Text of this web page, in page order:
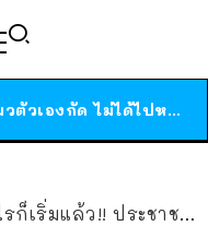
ได้เวลาเด็กหนวดรวมตัว RF Online Next เปิดให้เล่นแล้ว เกม Sci-Fi MMORPG ระดับตำนาน เล่นได้ทั้งมือถือและ PC
ชาชนขับรถแห่แสดงความยินดี ต้อนรับทักษิณกลับแผ่นดินแม่